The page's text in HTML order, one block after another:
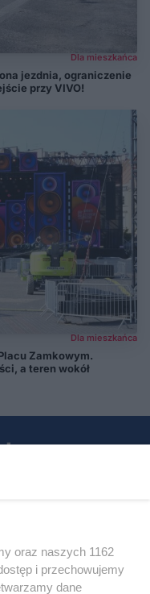
Dla mieszkańca
jezdnia, ograniczenie
przy VIVO!
Dla mieszkańca
Zamkowym.
a teren wokół
oraz naszych 1162
i przechowujemy
dane